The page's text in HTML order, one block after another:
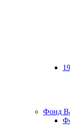
Фонд